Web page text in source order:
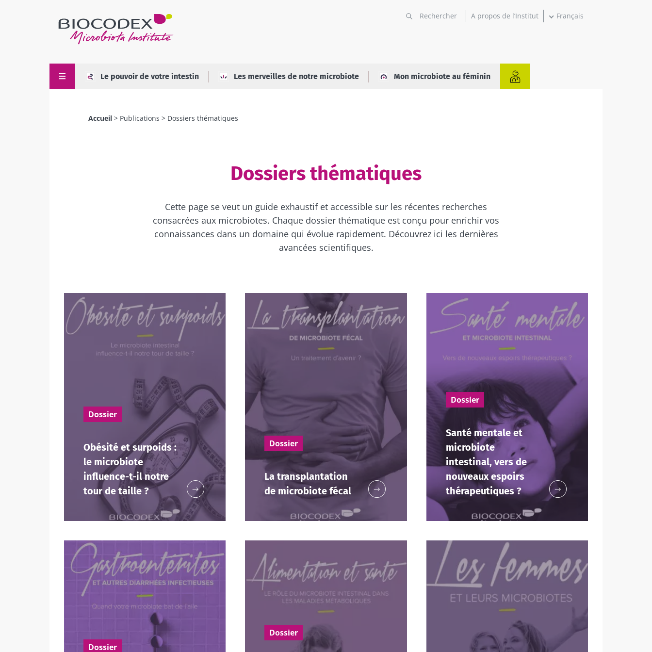
A propos de l’Institut Français
Le pouvoir de votre intestin Les merveilles de notre microbiote Mon microbiote au féminin
Accueil Publications Dossiers thématiques
Dossiers thématiques
Cette page se veut un guide exhaustif et accessible sur les récentes recherches
consacrées aux microbiotes. Chaque dossier thématique est conçu pour enrichir vos
connaissances dans un domaine qui évolue rapidement. Découvrez ici les dernières
avancées scientifiques.
Dossier
Obésité et surpoids :
le microbiote
influence-t-il notre
tour de taille ?
Dossier
La transplantation
de microbiote fécal
Dossier
Santé mentale et
microbiote
intestinal, vers de
nouveaux espoirs
thérapeutiques ?
Dossier
Dossier
Se tenir informé
Ne partez pas si vite !
Rejoignez la communauté du microbiote et recevez une fois par mois "The
Essential" pour rester au courant des dernières actualités sur le microbiote.
Je souhaite m'inscrire afin de recevoir d'autres actualités de Biocodex